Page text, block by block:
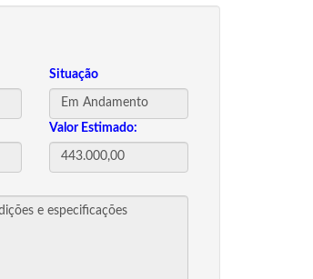
Situação
Valor Estimado: